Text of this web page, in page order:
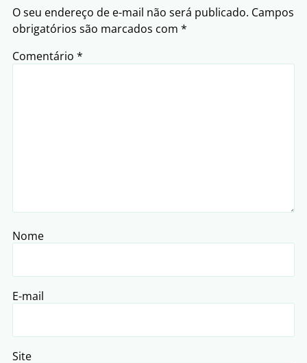
O seu endereço de e-mail não será publicado. Campos
obrigatórios são marcados com *
Comentário *
Nome
E-mail
Site